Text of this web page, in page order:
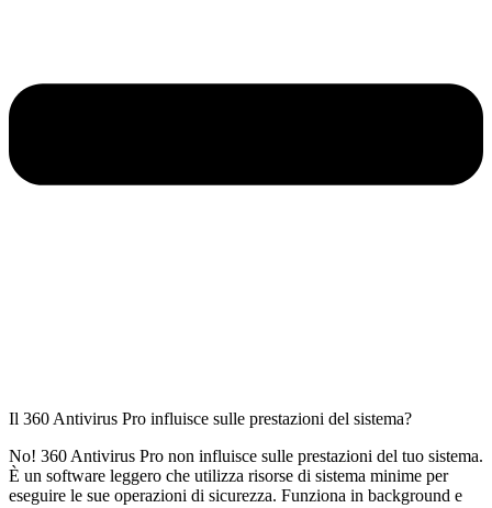
Il 360 Antivirus Pro influisce sulle prestazioni del sistema?
No! 360 Antivirus Pro non influisce sulle prestazioni del tuo sistema.
È un software leggero che utilizza risorse di sistema minime per
eseguire le sue operazioni di sicurezza. Funziona in background e